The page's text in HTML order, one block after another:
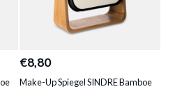
€8,80
Make-Up Spiegel SINDRE Bamboe